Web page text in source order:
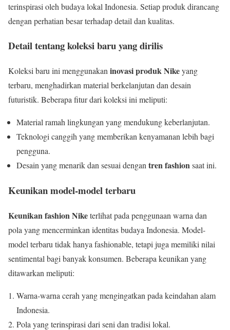
terinspirasi oleh budaya lokal Indonesia. Setiap produk dirancang
dengan perhatian besar terhadap detail dan kualitas.
Detail tentang koleksi baru yang dirilis
Koleksi baru ini menggunakan inovasi produk Nikeyang
terbaru, menghadirkan material berkelanjutan dan desain
futuristik. Beberapa fitur dari koleksi ini meliputi:
Material ramah lingkungan yang mendukung keberlanjutan.
Teknologi canggih yang memberikan kenyamanan lebih bagi
pengguna.
Desain yang menarik dan sesuai dengan tren fashionsaat ini.
Keunikan model-model terbaru
Keunikan fashion Niketerlihat pada penggunaan warna dan
pola yang mencerminkan identitas budaya Indonesia. Model-
model terbaru tidak hanya fashionable, tetapi juga memiliki nilai
sentimental bagi banyak konsumen. Beberapa keunikan yang
ditawarkan meliputi:
Warna-warna cerah yang mengingatkan pada keindahan alam
Indonesia.
Pola yang terinspirasi dari seni dan tradisi lokal.